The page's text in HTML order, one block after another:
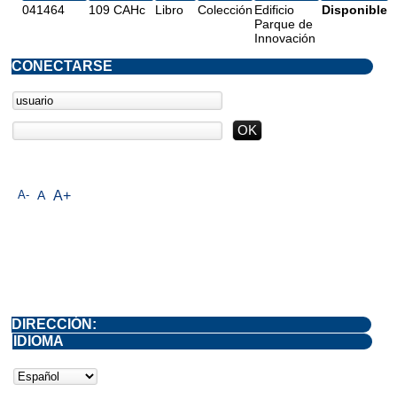
041464 109 CAHc Libro Colección Edificio
Parque de
Innovación
Disponible
A- A A+
CONECTARSE
DIRECCIÓN:
IDIOMA